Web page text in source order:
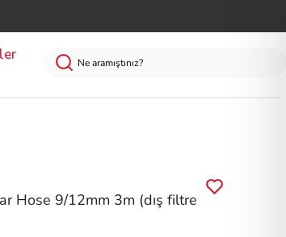
Hose 9/12mm 3m (dış filtre